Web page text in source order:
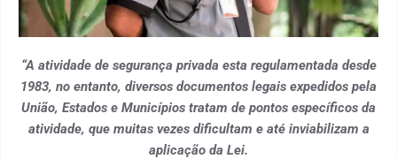
“A atividade de segurança privada esta regulamentada desde
1983, no entanto, diversos documentos legais expedidos pela
União, Estados e Municípios tratam de pontos específicos da
atividade, que muitas vezes dificultam e até inviabilizam a
aplicação da Lei.